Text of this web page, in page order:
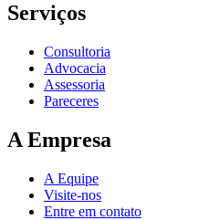
Serviços
Consultoria
Advocacia
Assessoria
Pareceres
A Empresa
A Equipe
Visite-nos
Entre em contato